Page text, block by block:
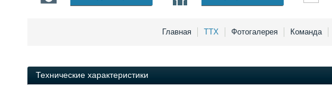
Главная ТТХ Фотогалерея Команда
Технические характеристики